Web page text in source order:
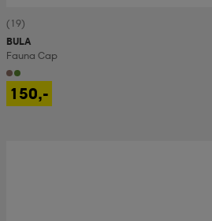
(19)
BULA
Fauna Cap
150,-